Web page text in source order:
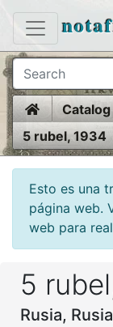
HomeCatalog
5 rubel, 1934
Esto es una
página web.
web para
5
Rusia,